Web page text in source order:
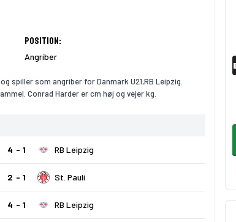
Position:
Angriber
spiller som angriber for Danmark U21,RB Leipzig.
Conrad Harder er cm høj og vejer kg.
RB Leipzig
4 1
St. Pauli
2 1
RB Leipzig
4 1